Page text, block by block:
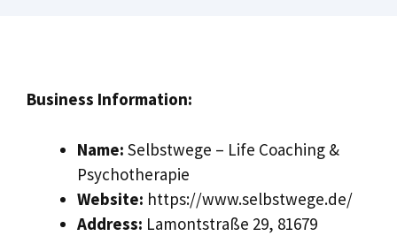
Business Information:
Name: Selbstwege – Life Coaching &
Psychotherapie
Website: https://www.selbstwege.de/
Address: Lamontstraße 29, 81679